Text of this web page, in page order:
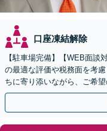
口座凍結解除
【駐車場完備】【WEB面談
の最適な評価や税務面を考
ちに寄り添いながら、ご希
動産が絡む相続はお任せ」